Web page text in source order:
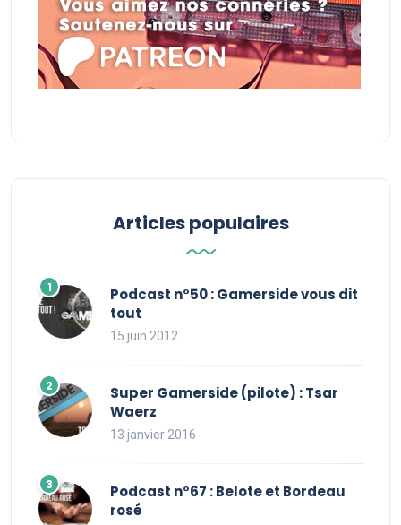
Articles populaires
Podcast n°50 : Gamerside vous dit
tout
15 juin 2012
Super Gamerside (pilote) : Tsar
Waerz
13 janvier 2016
Podcast n°67 : Belote et Bordeau
rosé